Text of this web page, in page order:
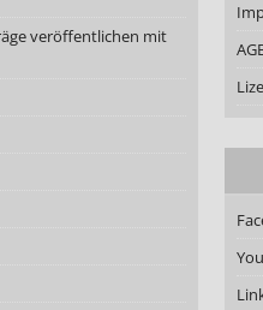
veröffentlichen mit